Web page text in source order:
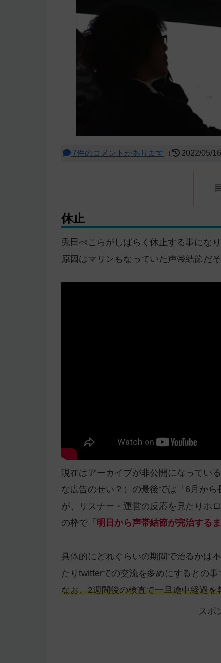
7件のコメントがあります （ 2022/05/
休止
兎田ぺこらがしばらく休止する事にな
原因はマリンもなっていた声帯結節だ
現在はアーカイブが非公開になってい
な広告のせい？）の最後では「6月か
が、リスナー・運営の反応を見たりホ
の枠で「 明日から声帯結節が完治する
具体的にどれぐらいの期間で治るかは
たりtwitterでの交流を多めにするとの事
なお、2週間後の検査で一旦途中経過を
スポ